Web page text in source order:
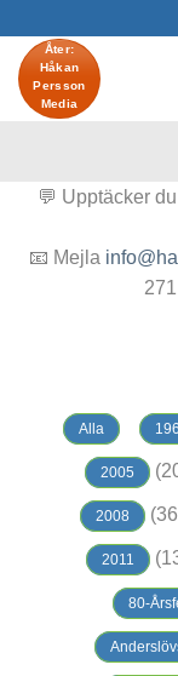
content
Åter:
Håkan
Persson
Media
💬 Upptäcker
📧 Mejla
Alla
2005
2008
2011
80-